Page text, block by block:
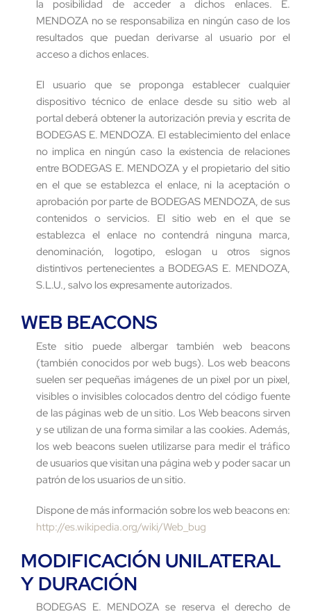
la posibilidad de acceder a dichos enlaces. E.
MENDOZA no se responsabiliza en ningún caso de los
resultados que puedan derivarse al usuario por el
acceso a dichos enlaces.
El usuario que se proponga establecer cualquier
dispositivo técnico de enlace desde su sitio web al
portal deberá obtener la autorización previa y escrita de
BODEGAS E. MENDOZA. El establecimiento del enlace
no implica en ningún caso la existencia de relaciones
entre BODEGAS E. MENDOZA y el propietario del sitio
en el que se establezca el enlace, ni la aceptación o
aprobación por parte de BODEGAS MENDOZA, de sus
contenidos o servicios. El sitio web en el que se
establezca el enlace no contendrá ninguna marca,
denominación, logotipo, eslogan u otros signos
distintivos pertenecientes a BODEGAS E. MENDOZA,
S.L.U., salvo los expresamente autorizados.
WEB BEACONS
Este sitio puede albergar también web beacons
(también conocidos por web bugs). Los web beacons
suelen ser pequeñas imágenes de un pixel por un pixel,
visibles o invisibles colocados dentro del código fuente
de las páginas web de un sitio. Los Web beacons sirven
y se utilizan de una forma similar a las cookies. Además,
los web beacons suelen utilizarse para medir el tráfico
de usuarios que visitan una página web y poder sacar un
patrón de los usuarios de un sitio.
Dispone de más información sobre los web beacons en:
http://es.wikipedia.org/wiki/Web_bug
MODIFICACIÓN UNILATERAL
Y DURACIÓN
BODEGAS E. MENDOZA se reserva el derecho de